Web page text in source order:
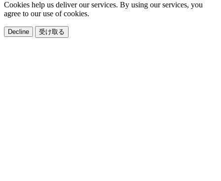
Cookies help us deliver our services. By using our services, you
agree to our use of cookies.
Decline 受け取る